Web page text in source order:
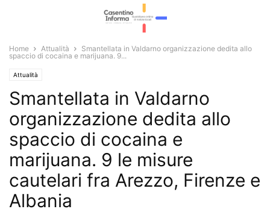
Home Attualità
Smantellata in Valdarno organizzazione dedita allo
spaccio di cocaina e marijuana. 9...
Attualità
Smantellata in Valdarno
organizzazione dedita allo
spaccio di cocaina e
marijuana. 9 le misure
cautelari fra Arezzo, Firenze e
Albania